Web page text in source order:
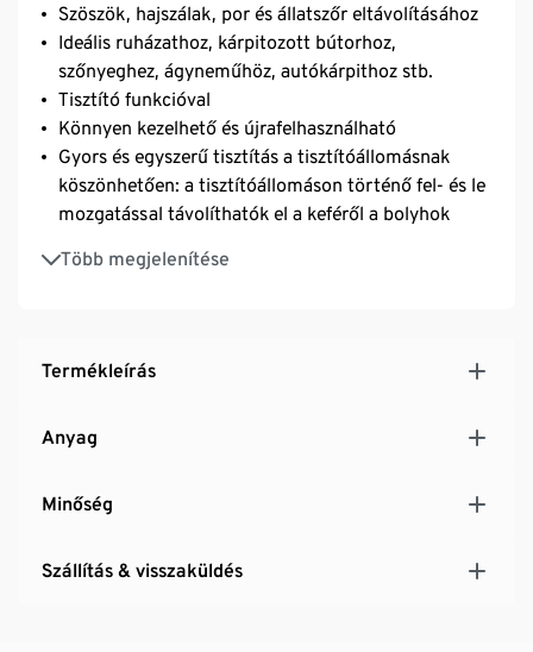
Szöszök, hajszálak, por és állatszőr eltávolításához
Ideális ruházathoz, kárpitozott bútorhoz,
szőnyeghez, ágyneműhöz, autókárpithoz stb.
Tisztító funkcióval
Könnyen kezelhető és újrafelhasználható
Gyors és egyszerű tisztítás a tisztítóállomásnak
köszönhetően: a tisztítóállomáson történő fel- és le
mozgatással távolíthatók el a keféről a bolyhok
Több megjelenítése
A tisztítóállomás állványként is szolgál
A nyilak mutatják a kefemozgás optimális irányát
Termékleírás
Anyag
Minőség
Szállítás & visszaküldés